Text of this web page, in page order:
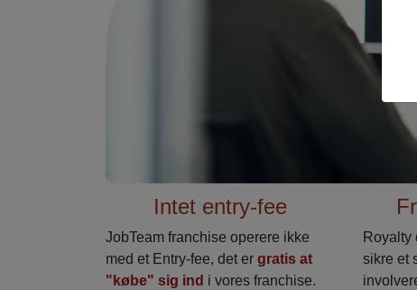
Intet entry-fee
JobTeam franchise operere ikke
med et Entry-fee, det er gratis at
"købe" sig ind i vores franchise.
Royalty
sikre et